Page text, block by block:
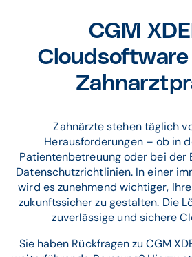
CGM
Zahnärzte stehen täglich
Herausforderungen – ob in
Patientenbetreuung oder bei der
Datenschutzrichtlinien. In einer
wird es zunehmend wichtiger,
zukunftssicher zu gestalten. Die
zuverlässige und sichere
Sie haben Rückfragen zu CGM